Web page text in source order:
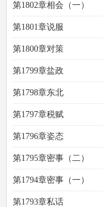
第1802章相会（一）
第1801章说服
第1800章对策
第1799章盐政
第1798章东北
第1797章税赋
第1796章姿态
第1795章密事（二）
第1794章密事（一）
第1793章私话